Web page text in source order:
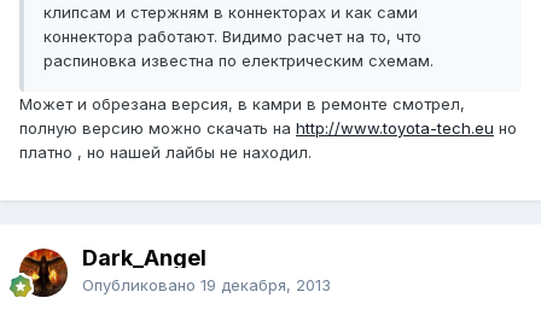
клипсам и стержням в коннекторах и как сами
коннектора работают. Видимо расчет на то, что
распиновка известна по електрическим схемам.
Может и обрезана версия, в камри в ремонте смотрел,
полную версию можно скачать на http://www.toyota-tech.eu но
платно , но нашей лайбы не находил.
Dark_Angel
Опубликовано 19 декабря, 2013